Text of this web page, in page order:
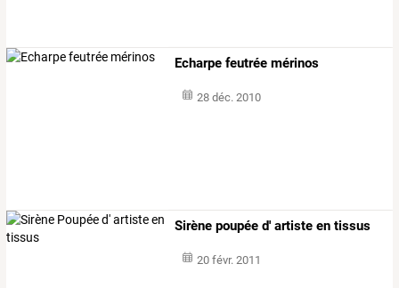
Echarpe feutrée mérinos
28 déc. 2010
Sirène poupée d' artiste en tissus
20 févr. 2011